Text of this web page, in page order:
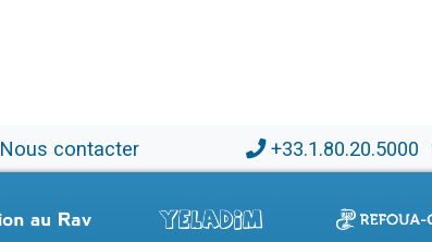
Nous contacter +33.1.80.20.5000